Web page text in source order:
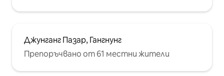
Джунганг Пазар, Гангнунг
Препоръчвано от 61 местни жители